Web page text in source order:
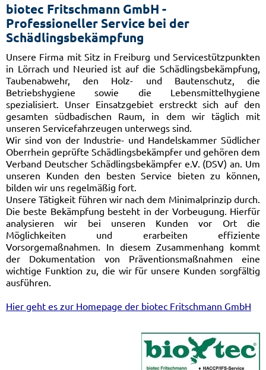
biotec Fritschmann GmbH -
Professioneller Service bei der
Schädlingsbekämpfung
Unsere Firma mit Sitz in Freiburg und Servicestützpunkten
in Lörrach und Neuried ist auf die Schädlingsbekämpfung,
Taubenabwehr, den Holz- und Bautenschutz, die
Betriebshygiene sowie die Lebensmittelhygiene
spezialisiert. Unser Einsatzgebiet erstreckt sich auf den
gesamten südbadischen Raum, in dem wir täglich mit
unseren Servicefahrzeugen unterwegs sind.
Wir sind von der Industrie- und Handelskammer Südlicher
Oberrhein geprüfte Schädlingsbekämpfer und gehören dem
Verband Deutscher Schädlingsbekämpfer e.V. (DSV) an. Um
unseren Kunden den besten Service bieten zu können,
bilden wir uns regelmäßig fort.
Unsere Tätigkeit führen wir nach dem Minimalprinzip durch.
Die beste Bekämpfung besteht in der Vorbeugung. Hierfür
analysieren wir bei unseren Kunden vor Ort die
Möglichkeiten und erarbeiten effiziente
Vorsorgemaßnahmen. In diesem Zusammenhang kommt
der Dokumentation von Präventionsmaßnahmen eine
wichtige Funktion zu, die wir für unsere Kunden sorgfältig
ausführen.
Hier geht es zur Homepage der biotec Fritschmann GmbH